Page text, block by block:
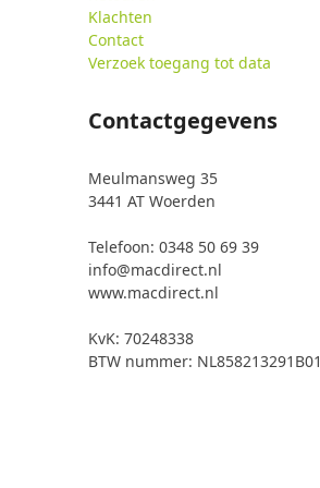
Klachten
Contact
Verzoek toegang tot data
Contactgegevens
Meulmansweg 35
3441 AT Woerden
Telefoon: 0348 50 69 39
info@macdirect.nl
www.macdirect.nl
KvK: 70248338
BTW nummer: NL858213291B01